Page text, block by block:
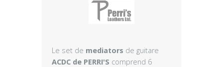
Le set de mediators de guitare
ACDC de PERRI'S comprend 6